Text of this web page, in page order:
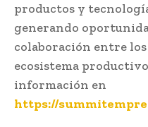
productos y
generando
colaboración entre
ecosistema
información en
https://